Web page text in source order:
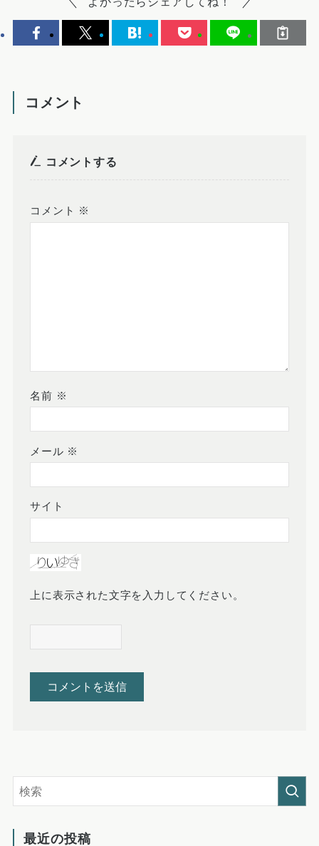
コメント
コメントする
コメント ※
名前 ※
メール ※
サイト
上に表示された文字を入力してください。
最近の投稿